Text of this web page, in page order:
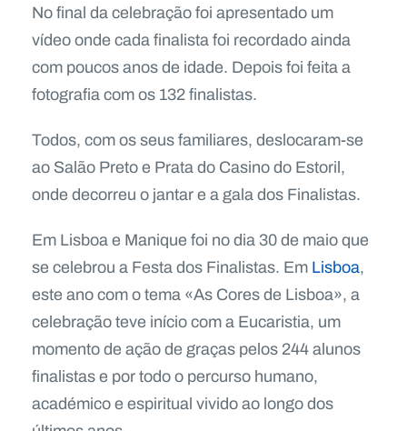
No final da celebração foi apresentado um
vídeo onde cada finalista foi recordado ainda
com poucos anos de idade. Depois foi feita a
fotografia com os 132 finalistas.
Todos, com os seus familiares, deslocaram-se
ao Salão Preto e Prata do Casino do Estoril,
onde decorreu o jantar e a gala dos Finalistas.
Em Lisboa e Manique foi no dia 30 de maio que
se celebrou a Festa dos Finalistas. EmLisboa,
este ano com o tema «As Cores de Lisboa», a
celebração teve início com a Eucaristia, um
momento de ação de graças pelos 244 alunos
finalistas e por todo o percurso humano,
académico e espiritual vivido ao longo dos